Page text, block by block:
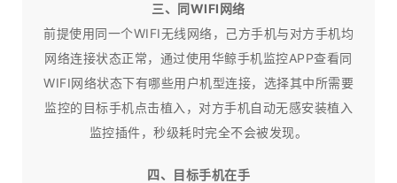
三、同WIFI网络
前提使用同一个WIFI无线网络，己方手机与对方手机均
网络连接状态正常，通过使用华鲸手机监控APP查看同
WIFI网络状态下有哪些用户机型连接，选择其中所需要
监控的目标手机点击植入，对方手机自动无感安装植入
监控插件，秒级耗时完全不会被发现。
四、目标手机在手